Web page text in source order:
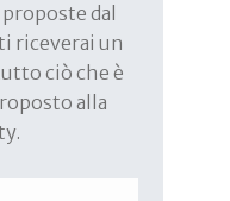
dal
riceverai un
ciò che è
alla